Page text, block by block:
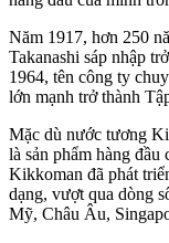
Năm 1917, hơn 250
Takanashi sáp nhập
1964, tên công ty
lớn mạnh trở thành
Mặc dù nước tương
là sản phẩm hàng
Kikkoman đã phát
dạng, vượt qua dòng
Mỹ, Châu Âu,